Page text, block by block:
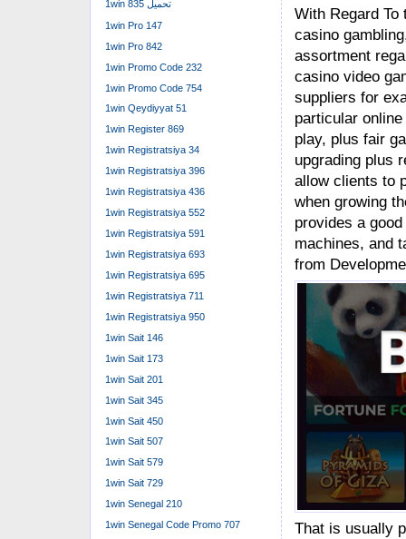
With Regard
casino
assortment
casino video
suppliers for
particular
play, plus fair
upgrading plus
allow clients to
when growing
provides a
machines, and
from
That is usually
1win تحميل 835
1win Pro 147
1win Pro 842
1win Promo Code 232
1win Promo Code 754
1win Qeydiyyat 51
1win Register 869
1win Registratsiya 34
1win Registratsiya 396
1win Registratsiya 436
1win Registratsiya 552
1win Registratsiya 591
1win Registratsiya 693
1win Registratsiya 695
1win Registratsiya 711
1win Registratsiya 950
1win Sait 146
1win Sait 173
1win Sait 201
1win Sait 345
1win Sait 450
1win Sait 507
1win Sait 579
1win Sait 729
1win Senegal 210
1win Senegal Code Promo 707